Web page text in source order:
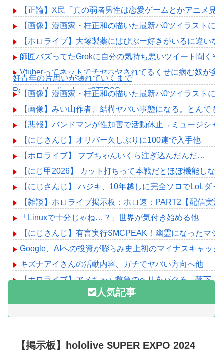
【正論】X民「真の弱者男性は恋愛ゲームとかアニメ
【画像】漫画家・桂正和の描いた最新パ0ツイラスト
【ホロライブ】大塚製薬にはびぶー好きがいるに違いな
師匠バズってたGrokに自分の気持ち悪いツイート聞く
Vtuberってネットでチヤホヤされてるくせに病む奴が多
Powered by livedoor 相互RSS
好青年の片思いが壊れていくまで
【画像】漫画家・桂正和の描いた最新パ0ツイラスト
【画像】みい山作者、結構ヤバい事態になる。とんで
【悲報】バンドマンが性加害で活動休止→ミュージシ
【にじさんじ】オリバー久しぶりに100連で入手他
【ホロライブ】 フブちゃんいくら注ぎ込んだんだ…
【にじ甲2026】 カット打ちって本戦だとほぼ機能しな
【にじさんじ】 ハジキ、10年越しに完全ソロでLoLダ
【雑談】ホロライブ掲示板：ホロ速：PART2【配信実
「Linuxで十分じゃね…？」世界が気付き始める他
【にじさんじ】有言実行SMCPEAK！幽霊になったマジ
Google、AIへの投資が膨らみ史上初のマイナスキャッ
キズナアイさんの活動内容、ガチでヤバい方向へ他
【ホロライブ】アメちゃん救急のヘリをパクる→落下【
Powered by livedoor 相互RSS
人気記事
【掲示板】hololive SUPER EXPO 2024